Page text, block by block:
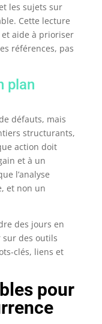
les sujets sur
Cette lecture
aide à prioriser
références, pas
plan
défauts, mais
structurants,
action doit
et à un
l’analyse
et non un
des jours en
sur des outils
clés, liens et
pour